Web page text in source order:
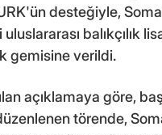
desteğiyle,
balıkçılık
gemisine verildi.
açıklamaya göre,
törende,